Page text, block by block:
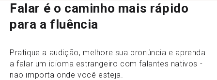
Falar é o caminho mais rápido
para a fluência
Pratique a audição, melhore sua pronúncia e aprenda
a falar um idioma estrangeiro com falantes nativos -
não importa onde você esteja.